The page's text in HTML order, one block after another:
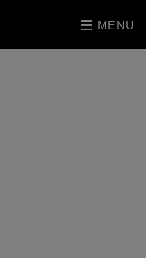
MENU